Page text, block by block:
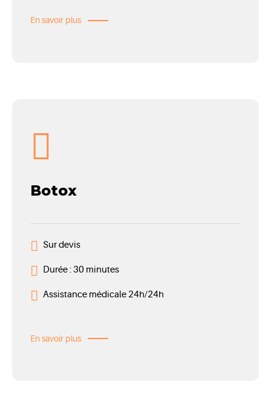
En savoir plus
Botox
Sur devis
Durée : 30 minutes
Assistance médicale 24h/24h
En savoir plus